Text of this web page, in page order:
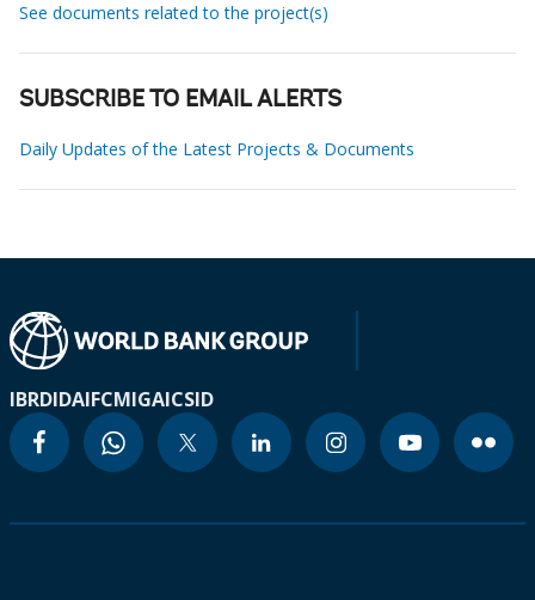
See documents related to the project(s)
SUBSCRIBE TO EMAIL ALERTS
Daily Updates of the Latest Projects & Documents
IBRDIDAIFCMIGAICSID